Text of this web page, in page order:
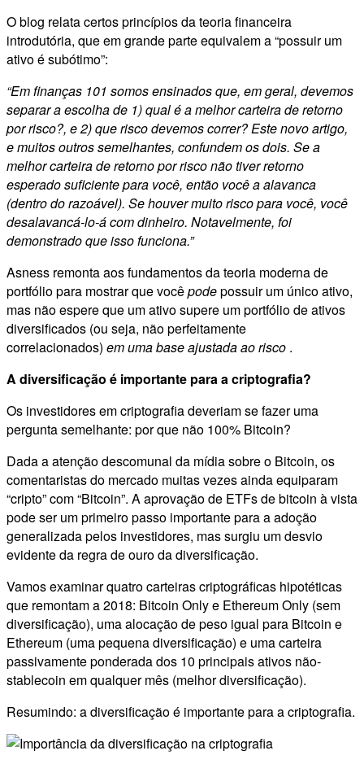
O blog relata certos princípios da teoria financeira
introdutória, que em grande parte equivalem a “possuir um
ativo é subótimo”:
“Em finanças 101 somos ensinados que, em geral, devemos
separar a escolha de 1) qual é a melhor carteira de retorno
por risco?, e 2) que risco devemos correr? Este novo artigo,
e muitos outros semelhantes, confundem os dois. Se a
melhor carteira de retorno por risco não tiver retorno
esperado suficiente para você, então você a alavanca
(dentro do razoável). Se houver muito risco para você, você
desalavancá-lo-á com dinheiro. Notavelmente, foi
demonstrado que isso funciona.”
Asness remonta aos fundamentos da teoria moderna de
portfólio para mostrar que vocêpodepossuir um único ativo,
mas não espere que um ativo supere um portfólio de ativos
diversificados (ou seja, não perfeitamente
correlacionados) em uma base ajustada ao risco .
A diversificação é importante para a criptografia?
Os investidores em criptografia deveriam se fazer uma
pergunta semelhante: por que não 100% Bitcoin?
Dada a atenção descomunal da mídia sobre o Bitcoin, os
comentaristas do mercado muitas vezes ainda equiparam
“cripto” com “Bitcoin”. A aprovação de ETFs de bitcoin à vista
pode ser um primeiro passo importante para a adoção
generalizada pelos investidores, mas surgiu um desvio
evidente da regra de ouro da diversificação.
Vamos examinar quatro carteiras criptográficas hipotéticas
que remontam a 2018: Bitcoin Only e Ethereum Only (sem
diversificação), uma alocação de peso igual para Bitcoin e
Ethereum (uma pequena diversificação) e uma carteira
passivamente ponderada dos 10 principais ativos não-
stablecoin em qualquer mês (melhor diversificação).
Resumindo: a diversificação é importante para a criptografia.